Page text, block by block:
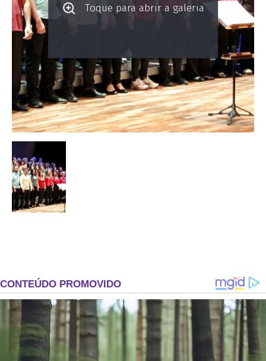
Toque para abrir a galeria